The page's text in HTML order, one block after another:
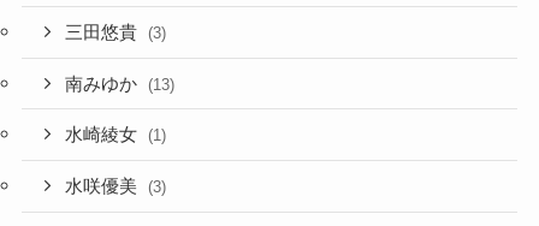
三田悠貴 (3)
南みゆか (13)
水崎綾女 (1)
水咲優美 (3)